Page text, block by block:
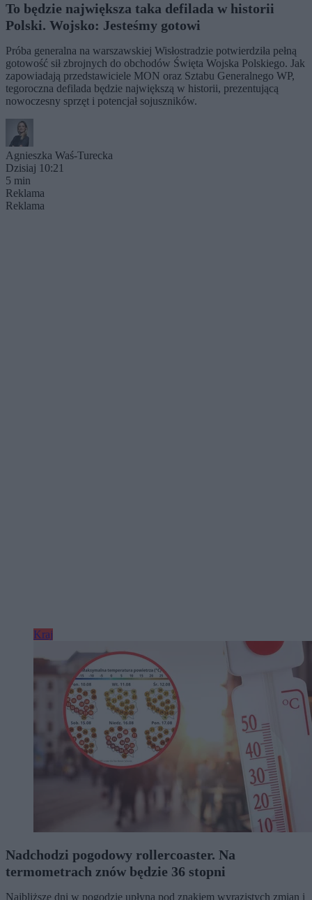
To będzie największa taka defilada w historii
Polski. Wojsko: Jesteśmy gotowi
Próba generalna na warszawskiej Wisłostradzie potwierdziła pełną
gotowość sił zbrojnych do obchodów Święta Wojska Polskiego. Jak
zapowiadają przedstawiciele MON oraz Sztabu Generalnego WP,
tegoroczna defilada będzie największą w historii, prezentującą
nowoczesny sprzęt i potencjał sojuszników.
Agnieszka Waś-Turecka
Dzisiaj 10:21
5 min
Reklama
Reklama
Kraj
Nadchodzi pogodowy rollercoaster. Na
termometrach znów będzie 36 stopni
Najbliższe dni w pogodzie upłyną pod znakiem wyrazistych zmian i